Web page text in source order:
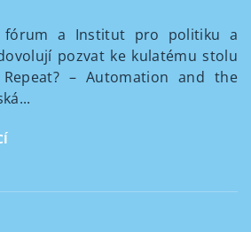
fórum a Institut pro politiku a
pozvat ke kulatému stolu
– Automation and the